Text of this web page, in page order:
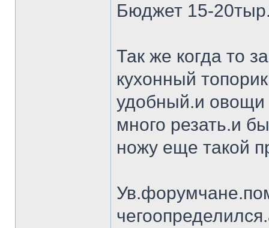
Бюджет 15-
Так же когда то
кухонный
удобный.и овощи
много резать.и
ножу еще такой